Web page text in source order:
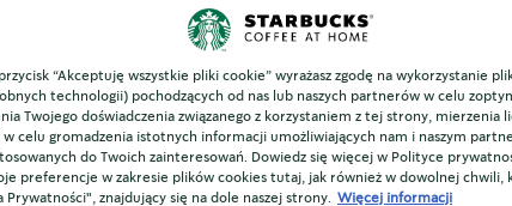
WYKONANIE
palenia i
“Akceptuję wszystkie pliki cookie” wyrażasz zgodę na wykorzystanie
technologii) pochodzących od nas lub naszych partnerów w celu
Twojego doświadczenia związanego z korzystaniem z tej strony, mierzenia
w celu gromadzenia istotnych informacji umożliwiających nam i naszym
do Twoich zainteresowań. Dowiedz się więcej w Polityce
preferencje w zakresie plików cookies tutaj, jak również w dowolnej chwili,
Prywatności", znajdujący się na dole naszej strony.
Więcej informacji